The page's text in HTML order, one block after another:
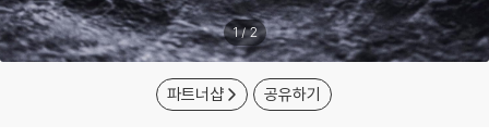
1/2
파트너샵 공유하기